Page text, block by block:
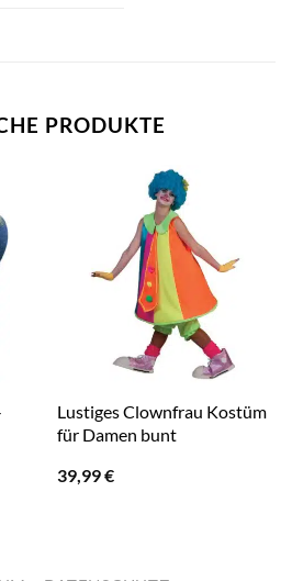
PRODUKTE
Lustiges Clownfrau Kostüm
für Damen bunt
39,99€